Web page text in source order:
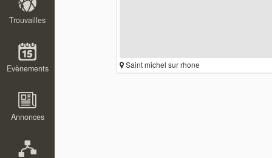
Trouvailles
Evènements
Annonces
Saint michel sur rhone